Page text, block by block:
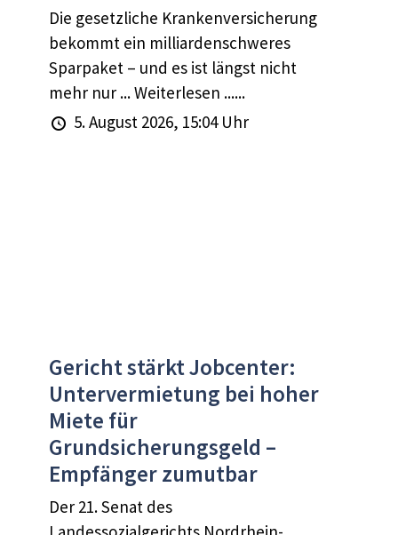
Die gesetzliche Krankenversicherung
bekommt ein milliardenschweres
Sparpaket – und es ist längst nicht
mehr nur ... Weiterlesen ......
5. August 2026, 15:04 Uhr
Gericht stärkt Jobcenter:
Untervermietung bei hoher
Miete für
Grundsicherungsgeld –
Empfänger zumutbar
Der 21. Senat des